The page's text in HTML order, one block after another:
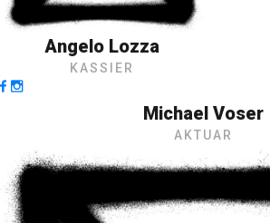
Angelo Lozza
KASSIER
Michael Voser
AKTUAR